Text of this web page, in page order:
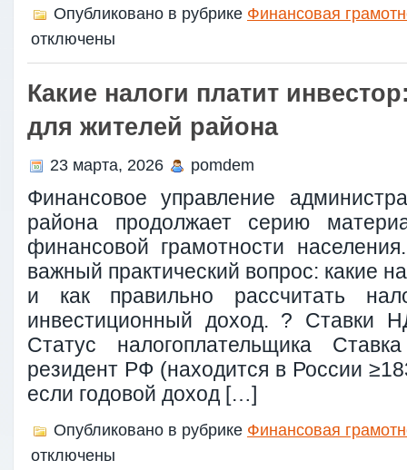
Опубликовано в рубрике Финансовая
отключены
Какие налоги платит
для жителей района
23 марта, 2026 pomdem
Финансовое управление
района продолжает серию
финансовой грамотности
важный практический вопрос: какие
и как правильно рассчитать
инвестиционный доход. ? Ставки
Статус налогоплательщика
резидент РФ (находится в России
если годовой доход […]
Опубликовано в рубрике Финансовая
отключены